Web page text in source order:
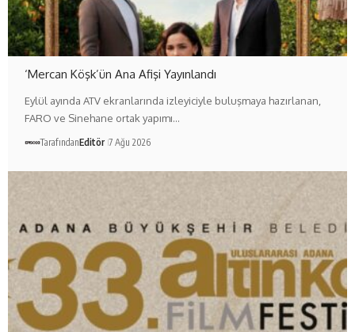
‘Mercan Köşk’ün Ana Afişi Yayınlandı
Eylül ayında ATV ekranlarında izleyiciyle buluşmaya hazırlanan,
FARO ve Sinehane ortak yapımı…
TarafındanEditör 7 Ağu 2026